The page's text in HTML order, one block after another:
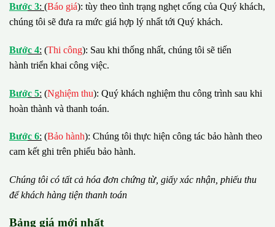
Bước 3: (Báo giá): tùy theo tình trạng nghẹt cống của Quý khách,
chúng tôi sẽ đưa ra mức giá hợp lý nhất tới Quý khách.
Bước 4: (Thi công): Sau khi thống nhất, chúng tôi sẽ tiến
hành triển khai công việc.
Bước 5: (Nghiệm thu): Quý khách nghiệm thu công trình sau khi
hoàn thành và thanh toán.
Bước 6: (Bảo hành): Chúng tôi thực hiện công tác bảo hành theo
cam kết ghi trên phiếu bảo hành.
Chúng tôi có tất cả hóa đơn chứng từ, giấy xác nhận, phiếu thu
đểkhách hàng tiện thanh toán
Bảng giá mới nhất